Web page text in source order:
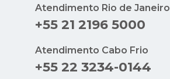
Atendimento Rio de Janeiro
+55 21 2196 5000
Atendimento Cabo Frio
+55 22 3234-0144